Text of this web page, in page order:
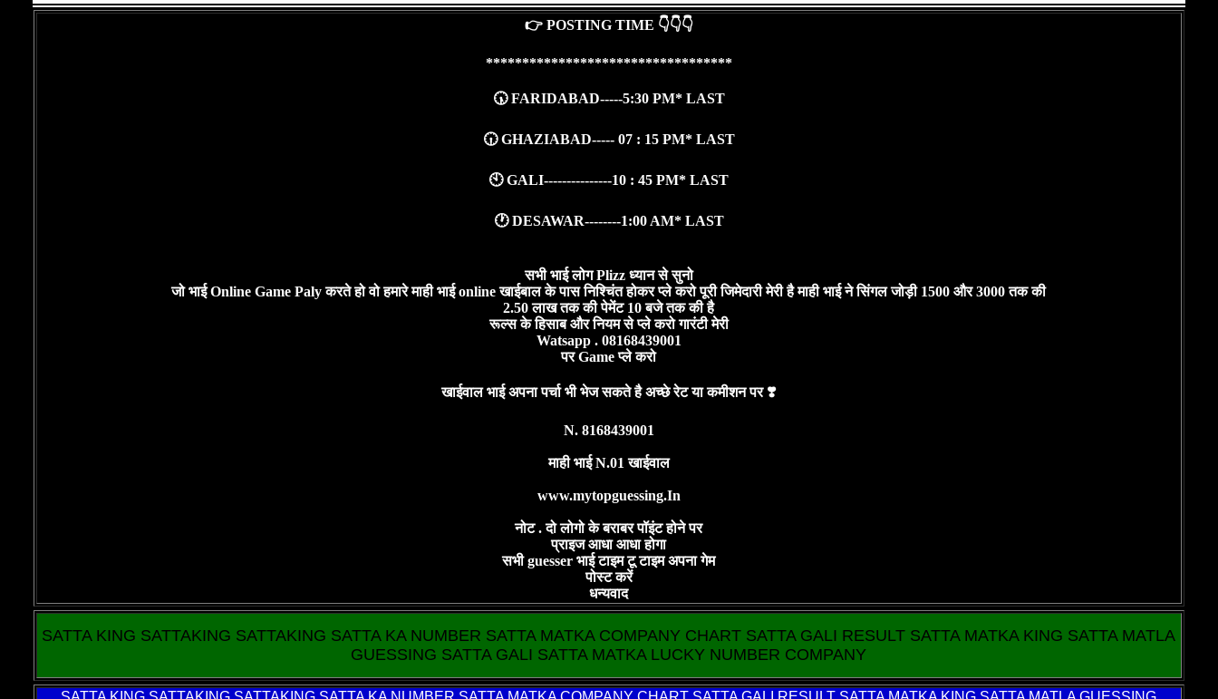
👉 POSTING TIME 👇👇👇
**********************************
🕠 FARIDABAD-----5:30 PM* LAST
🕡 GHAZIABAD----- 07 : 15 PM* LAST
🕙 GALI---------------10 : 45 PM* LAST
🕐 DESAWAR--------1:00 AM* LAST
सभी भाई लोग Plizz ध्यान से सुनो
जो भाई Online Game Paly करते हो वो हमारे माही भाई online खाईबाल के पास निश्चिंत होकर प्ले करो पूरी जिमेदारी मेरी है माही भाई ने सिंगल जोड़ी 1500 और 3000 तक की
2.50 लाख तक की पेमेंट 10 बजे तक की है
रूल्स के हिसाब और नियम से प्ले करो गारंटी मेरी
Watsapp . 08168439001
पर Game प्ले करो
खाईवाल भाई अपना पर्चा भी भेज सकते है अच्छे रेट या कमीशन पर ❣️
N. 8168439001
माही भाई N.01 खाईवाल
www.mytopguessing.In
नोट . दो लोगो के बराबर पॉइंट होने पर
प्राइज आधा आधा होगा
सभी guesser भाई टाइम टू टाइम अपना गेम
पोस्ट करें
धन्यवाद
SATTA KING SATTAKING SATTAKING SATTA KA NUMBER SATTA MATKA COMPANY CHART SATTA GALI RESULT SATTA MATKA KING SATTA MATLA
GUESSING SATTA GALI SATTA MATKA LUCKY NUMBER COMPANY